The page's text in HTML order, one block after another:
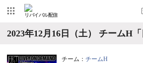
リバイバル配信
2023年12月16日（土） チームH
チーム： チームH